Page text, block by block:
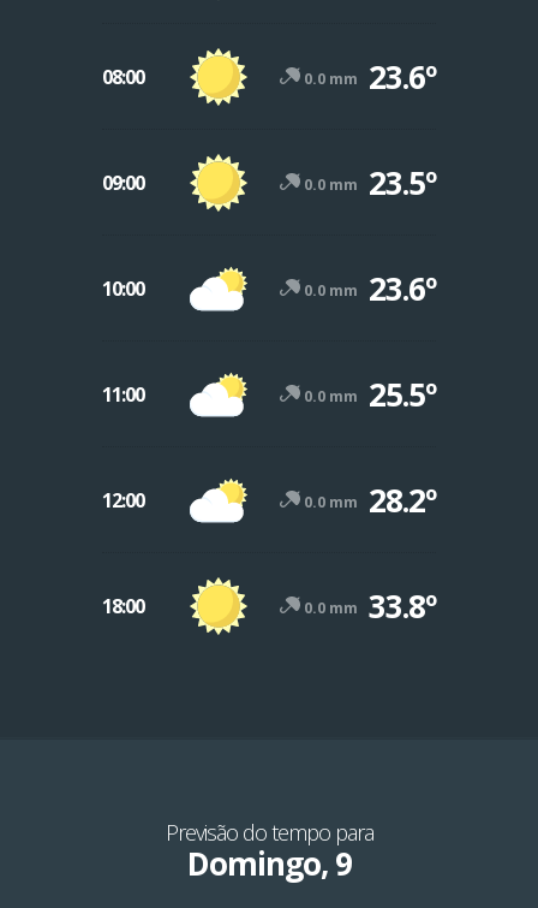
08:00 0.0 mm 23.6º
09:00 0.0 mm 23.5º
10:00 0.0 mm 23.6º
11:00 0.0 mm 25.5º
12:00 0.0 mm 28.2º
18:00 0.0 mm 33.8º
Previsão do tempo para
Domingo, 9